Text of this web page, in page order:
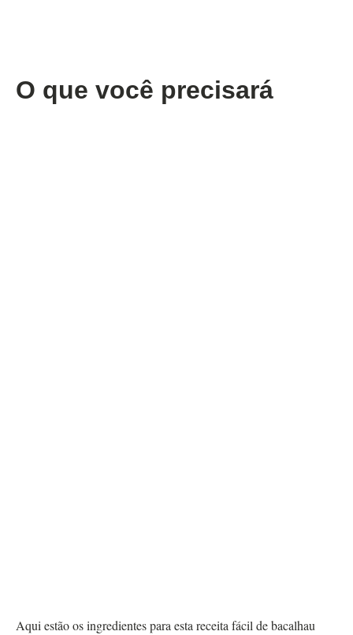
O que você precisará
Aqui estão os ingredientes para esta receita fácil de bacalhau